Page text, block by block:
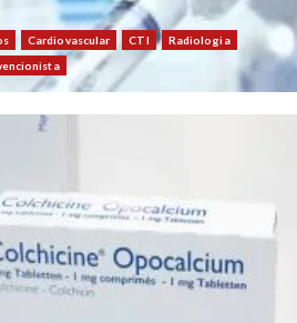
Cardiovascular CTI
Radiologia